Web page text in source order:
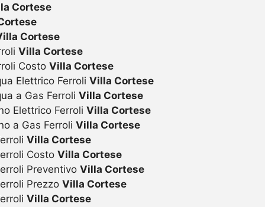
Cortese
Cortese
Villa Cortese
Costo Villa Cortese
Elettrico Ferroli Villa Cortese
a Gas Ferroli Villa Cortese
Elettrico Ferroli Villa Cortese
a Gas Ferroli Villa Cortese
Villa Cortese
Costo Villa Cortese
Preventivo Villa Cortese
Prezzo Villa Cortese
Villa Cortese